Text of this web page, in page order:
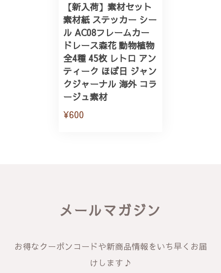
【新入荷】素材セット
素材紙 ステッカー シー
ル AC08フレームカー
ドレース森花 動物植物
全4種 45枚 レトロ アン
ティーク ほぼ日 ジャン
クジャーナル 海外 コラ
ージュ素材
¥600
メールマガジン
お得なクーポンコードや新商品情報をいち早くお届
けします♪